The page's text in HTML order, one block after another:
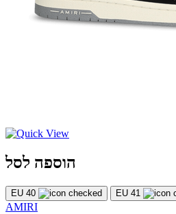
הוספה לסל
EU 40 EU 41
AMIRI